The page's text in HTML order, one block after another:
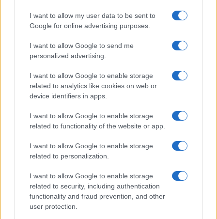
I want to allow my user data to be sent to
Google for online advertising purposes.
I want to allow Google to send me
personalized advertising.
I want to allow Google to enable storage
related to analytics like cookies on web or
device identifiers in apps.
I want to allow Google to enable storage
related to functionality of the website or app.
I want to allow Google to enable storage
related to personalization.
I want to allow Google to enable storage
related to security, including authentication
functionality and fraud prevention, and other
user protection.
Bárbara Rey sobre su asistencia al
Senado: «Voy a ir»
Bárbara Rey ha asegurado a Isabel Rábago, que…
Risto Mejide, pillado con su nueva novia: